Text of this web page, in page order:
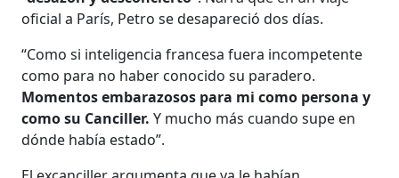
oficial a París, Petro se desapareció dos días.
“Como si inteligencia francesa fuera incompetente
como para no haber conocido su paradero.
Momentos embarazosos para mi como persona y
como su Canciller. Y mucho más cuando supe en
dónde había estado”.